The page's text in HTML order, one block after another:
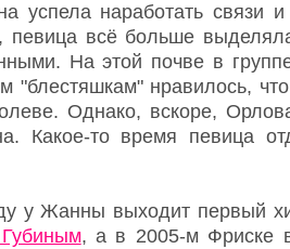
успела наработать связи
певица всё больше
На этой почве в
"блестяшкам" нравилось,
Однако, вскоре,
Какое-то время певица
у Жанны выходит первый
, а в 2005-м Фриске